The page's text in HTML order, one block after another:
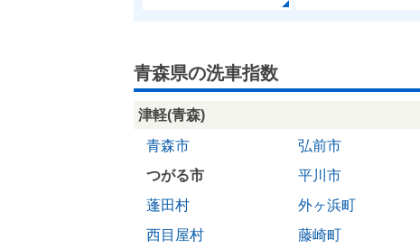
青森県の洗車指数
津軽(青森)
青森市
弘前市
つがる市
平川市
蓬田村
外ヶ浜町
西目屋村
藤崎町